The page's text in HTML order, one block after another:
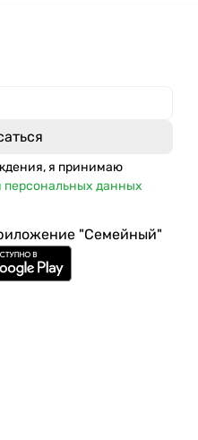
я принимаю
персональных данных
"Семейный"